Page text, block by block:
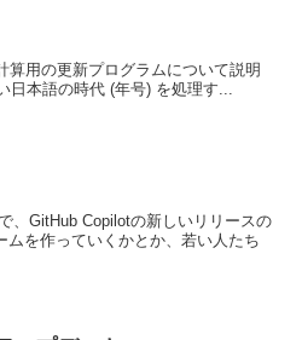
用の更新プログラムについて説明
日本語の時代 (年号) を処理す...
、GitHub Copilotの新しいリリースの
を作っていくかとか、若い人たち